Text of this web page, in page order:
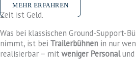
MEHR ERFAHREN
Zeit ist Geld.
Was bei klassischen Ground-Support-
nimmt, ist bei Trailerbühnen in nur
realisierbar – mit weniger Personalund